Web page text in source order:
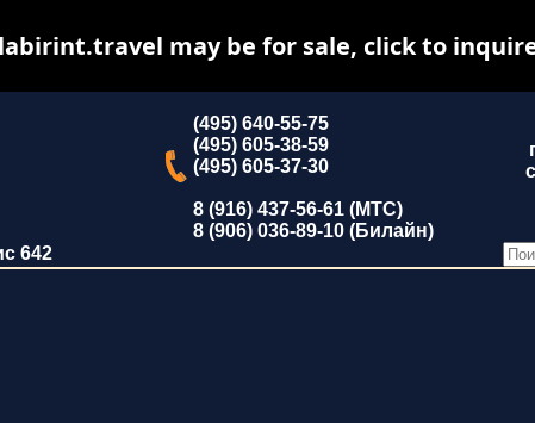
(495) 640-55-75
(495) 605-38-59
(495) 605-37-30
8 (916) 437-56-61 (МТС)
8 (906) 036-89-10 (Билайн)
642
labirint.travel may be for sale, click to